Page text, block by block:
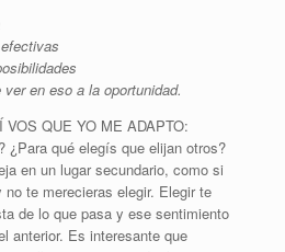
en eso a la oportunidad.
QUE YO ME ADAPTO:
¿Para qué elegís que elijan otros?
en un lugar secundario, como si
te merecieras elegir. Elegir te
de lo que pasa y ese sentimiento
anterior. Es interesante que